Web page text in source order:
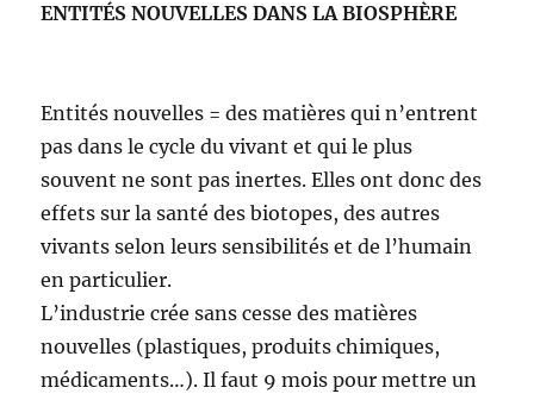
ENTITÉS NOUVELLES DANS LA BIOSPHÈRE
Entités nouvelles = des matières qui n’entrent
pas dans le cycle du vivant et qui le plus
souvent ne sont pas inertes. Elles ont donc des
effets sur la santé des biotopes, des autres
vivants selon leurs sensibilités et de l’humain
en particulier.
L’industrie crée sans cesse des matières
nouvelles (plastiques, produits chimiques,
médicaments…). Il faut 9 mois pour mettre un